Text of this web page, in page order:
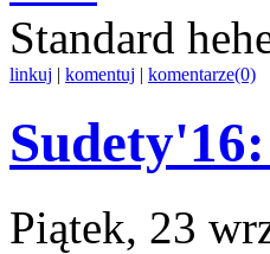
Standard
linkuj | komentuj | komentarze(0)
Piątek, 23